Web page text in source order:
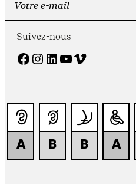
Suivez-nous
Facebook Instagram LinkedIn YouTube Vimeo